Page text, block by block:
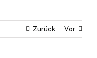
Zurück Vor